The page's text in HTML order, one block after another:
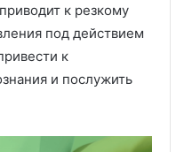
к резкому
под действием
к
и послужить